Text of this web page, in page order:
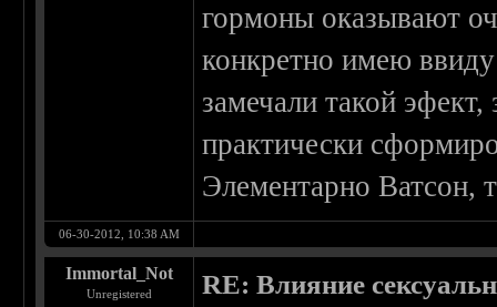
гормоны оказывают
конкретно имею
замечали такой
практически
Элементарно Ватсон,
06-30-2012, 10:38 AM
Immortal_Not
Unregistered
RE: Влияние